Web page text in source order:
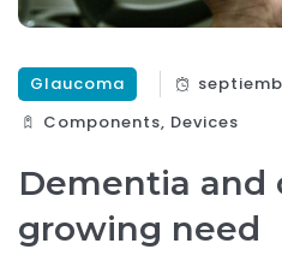
Glaucoma
Components‎, Devices‎
Dementia and
growing need